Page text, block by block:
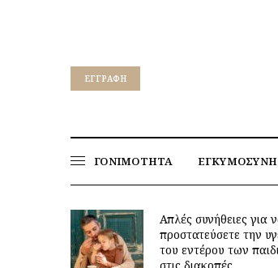
EΓΓΡΑΦΉ
ΓΟΝΙΜΟΤΗΤΑ ΕΓΚΥΜΟΣΥΝΗ
Απλές συνήθειες για να
προστατεύσετε την υγεία
του εντέρου των παιδιών